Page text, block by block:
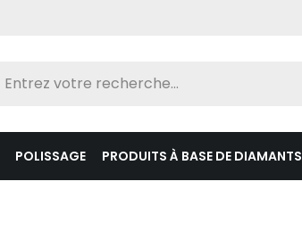
POLISSAGE PRODUITS À BASE DE DIAMANTS